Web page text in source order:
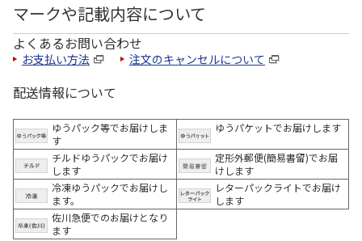
マークや記載内容について
よくあるお問い合わせ
お支払い方法 注文のキャンセルについて
配送情報について
ゆうパック等でお届けしま
す
ゆうパケットでお届けします
チルドゆうパックでお届け
します
定形外郵便(簡易書留)でお届
けします
冷凍ゆうパックでお届けし
ます。
レターパックライトでお届け
します
佐川急便でのお届けとなり
ます